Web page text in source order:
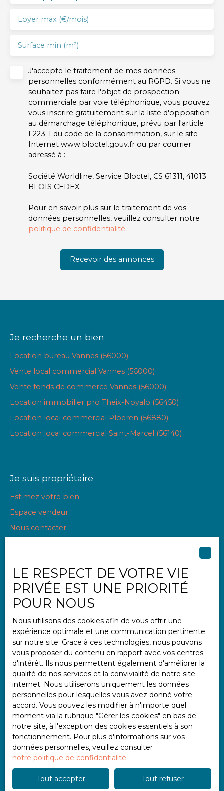
Loyer max (€/mois)
Surface min (m²)
J'accepte le traitement de mes données
personnelles conformément au RGPD. Si vous ne
souhaitez pas faire l'objet de prospection
commerciale par voie téléphonique, vous pouvez
vous inscrire gratuitement sur la liste d'opposition
au démarchage téléphonique, prévu par l'article
L223-1 du code de la consommation, sur le site
Internet www.bloctel.gouv.fr ou par courrier
adressé à :
Société Worldline, Service Bloctel, CS 61311, 41013
BLOIS CEDEX.
Pour en savoir plus sur le traitement de vos
données personnelles, veuillez consulter notre
politique de confidentialité.
Recevoir des annonces
Je recherche un bien
Location bureau Vannes (56000)
Vente local commercial Vannes (56000)
Vente fonds de commerce Vannes (56000)
Location immobilier pro Theix-Noyalo (56450)
Location local commercial Ploeren (56880)
Location local commercial Saint-Marcel (56140)
Je suis propriétaire
Estimez votre bien
Espace vendeur
Nous contacter
Informations
Nos honoraires
Mentions légales
Politique de confidentialité
Plan du site
Gérer les cookies
Propulsé par
+33 2 97 47 11 11
2 place Albert Einstein
56000 Vannes
LE RESPECT DE VOTRE VIE
PRIVÉE EST UNE PRIORITÉ
POUR NOUS
Nous utilisons des cookies afin de vous offrir une
expérience optimale et une communication pertinente
sur notre site. Grace à ces technologies, nous pouvons
vous proposer du contenu en rapport avec vos centres
d'intérêt. Ils nous permettent également d'améliorer la
qualité de nos services et la convivialité de notre site
internet. Nous utiliserons uniquement les données
personnelles pour lesquelles vous avez donné votre
accord. Vous pouvez les modifier à n'importe quel
moment via la rubrique ″Gérer les cookies″ en bas de
notre site, à l'exception des cookies essentiels à son
fonctionnement. Pour plus d'informations sur vos
données personnelles, veuillez consulter
notre politique de confidentialité.
Tout accepter Tout refuser